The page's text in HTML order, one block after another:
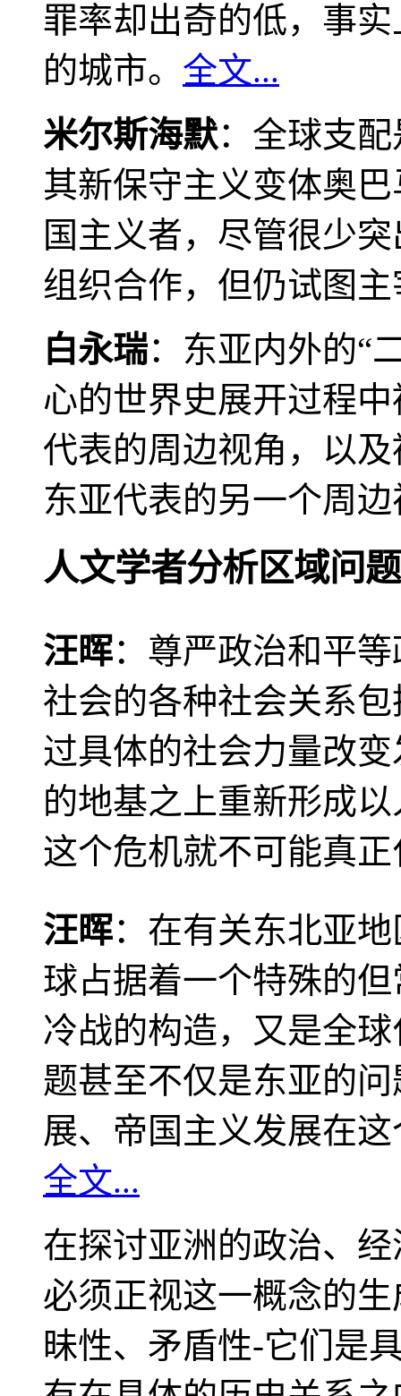
罪率却出奇的低，事
的城市。 全文...
米尔斯海默：全球支
其新保守主义变体奥
国主义者，尽管很少
组织合作，但仍试图
白永瑞：东亚内外的“
心的世界史展开过程
代表的周边视角，以
东亚代表的另一个周
人文学者分析区域问题
汪晖：尊严政治和平
社会的各种社会关系
过具体的社会力量改
的地基之上重新形成
这个危机就不可能真
汪晖：在有关东北亚
球占据着一个特殊的
冷战的构造，又是全
题甚至不仅是东亚的
展、帝国主义发展在
全文...
在探讨亚洲的政治、
必须正视这一概念的
昧性、矛盾性-它们是